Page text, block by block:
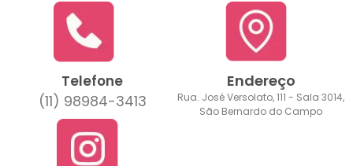
Telefone
(11) 98984-3413
Endereço
Rua. José Versolato, 111 - Sala 3014,
São Bernardo do Campo